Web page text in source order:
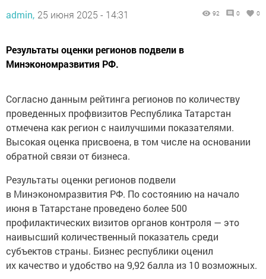
admin, 25 июня 2025 - 14:31 92 0 0
Результаты оценки регионов подвели в
Минэкономразвития РФ.
Согласно данным рейтинга регионов по количеству
проведенных профвизитов Республика Татарстан
отмечена как регион с наилучшими показателями.
Высокая оценка присвоена, в том числе на основании
обратной связи от бизнеса.
Результаты оценки регионов подвели
в Минэкономразвития РФ. По состоянию на начало
июня в Татарстане проведено более 500
профилактических визитов органов контроля — это
наивысший количественный показатель среди
субъектов страны. Бизнес республики оценил
их качество и удобство на 9,92 балла из 10 возможных.